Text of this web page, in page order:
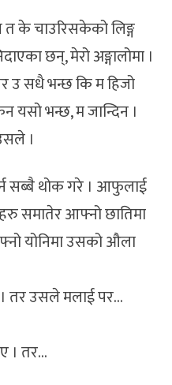
के चाउरिसकेको लिङ्ग
छन्, मेरो अङ्गालोमा ।
उ सधै भन्छ कि म हिजो
यसो भन्छ, म जान्दिन ।
।
सब्बै थोक गरे । आफुलाई
समातेर आफ्नो छातिमा
योनिमा उसको औला
तर उसले मलाई पर…
। तर…